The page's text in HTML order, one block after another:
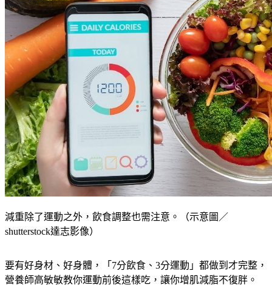
減重除了運動之外，飲食調整也需注意。（示意圖／
shutterstock達志影像）
要有好身材、好身體，「7分飲食、3分運動」都做到才完整，
營養師高敏敏教你運動前後這樣吃，讓你增肌減脂不復胖。